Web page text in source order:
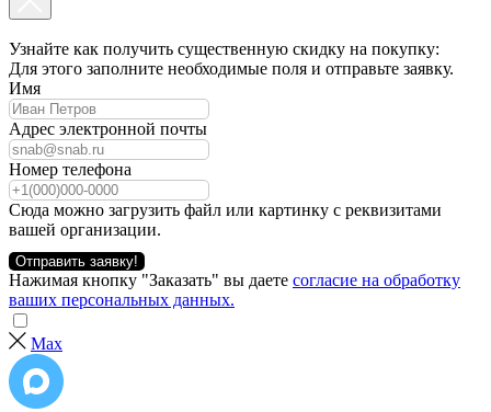
Узнайте как получить существенную скидку на покупку:
Для этого заполните необходимые поля и отправьте заявку.
Имя
Адрес электронной почты
Номер телефона
Сюда можно загрузить файл или картинку с реквизитами
вашей организации.
Отправить заявку!
Нажимая кнопку "Заказать" вы даете согласие на обработку
ваших персональных данных.
Max